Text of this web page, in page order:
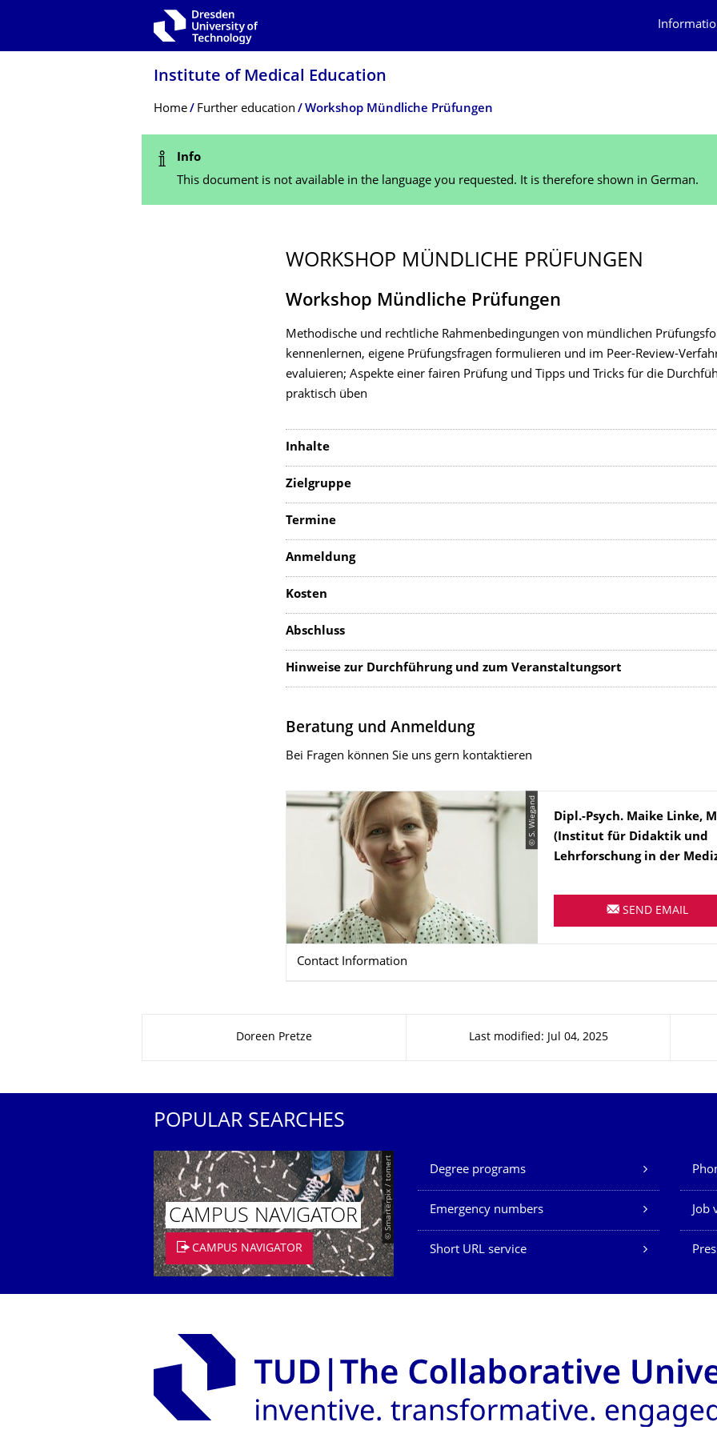
Institute of Medical Education
Breadcrumb Menu
Home Further education Workshop Mündliche Prüfungen
Status Message
Info
This document is not available in the language you requested. It is therefore shown in German.
WORKSHOP MÜNDLICHE PRÜFUNGEN
Workshop Mündliche Prüfungen
Methodische und rechtliche Rahmenbedingungen von mündlichen
kennenlernen, eigene Prüfungsfragen formulieren und im Peer-Review-
evaluieren; Aspekte einer fairen Prüfung und Tipps und Tricks für die
praktisch üben
Inhalte
Zielgruppe
Termine
Anmeldung
Kosten
Abschluss
Hinweise zur Durchführung und zum Veranstaltungsort
Beratung und Anmeldung
Bei Fragen können Sie uns gern kontaktieren
© S. Wiegand Name
Dipl.-Psych. Maike Linke,
(Institut für Didaktik und
Lehrforschung in der
SEND EMAIL
Contact Information
Doreen Pretze Last modified: Jul 04, 2025
POPULAR SEARCHES
© Smarterpix / tomert
CAMPUS NAVIGATOR
CAMPUS NAVIGATOR
Our Services
Degree programs
Emergency numbers Job
Short URL service